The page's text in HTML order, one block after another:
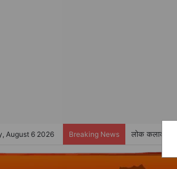
August 6 2026 Breaking News लोक कलाकारों